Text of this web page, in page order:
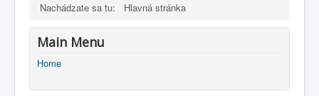
Nachádzate sa tu: Hlavná stránka
Main Menu
Home